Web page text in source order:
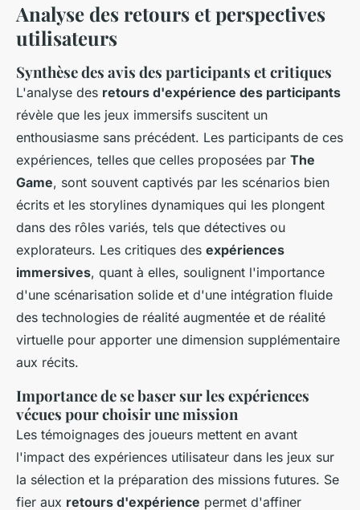
Analyse des retours et perspectives
utilisateurs
Synthèse des avis des participants et critiques
L'analyse des retours d'expérience des participants
révèle que les jeux immersifs suscitent un
enthousiasme sans précédent. Les participants de ces
expériences, telles que celles proposées par The
Game, sont souvent captivés par les scénarios bien
écrits et les storylines dynamiques qui les plongent
dans des rôles variés, tels que détectives ou
explorateurs. Les critiques des expériences
immersives, quant à elles, soulignent l'importance
d'une scénarisation solide et d'une intégration fluide
des technologies de réalité augmentée et de réalité
virtuelle pour apporter une dimension supplémentaire
aux récits.
Importance de se baser sur les expériences
vécues pour choisir une mission
Les témoignages des joueurs mettent en avant
l'impact des expériences utilisateur dans les jeux sur
la sélection et la préparation des missions futures. Se
fier aux retours d'expérience permet d'affiner